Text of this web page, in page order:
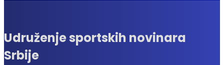
Udruženje sportskih novinara
Srbije